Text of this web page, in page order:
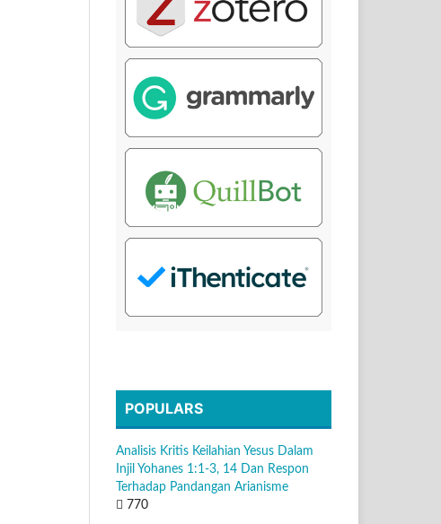
POPULARS
Analisis Kritis Keilahian Yesus Dalam
Injil Yohanes 1:1-3, 14 Dan Respon
Terhadap Pandangan Arianisme
770